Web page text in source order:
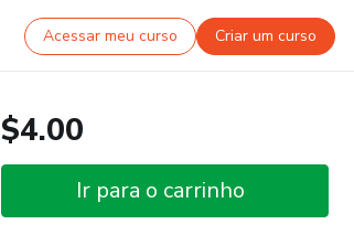
Acessar meu curso Criar um curso
$4.00
Ir para o carrinho